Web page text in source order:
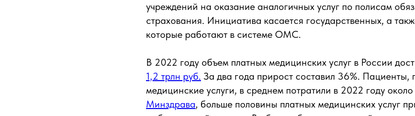
учреждений на оказание аналогичных услуг по полисам
страхования. Инициатива касается государственных, а
которые работают в системе ОМС.
В 2022 году объем платных медицинских услуг в России
1,2 трлн руб. За два года прирост составил 36%. Пациенты,
медицинские услуги, в среднем потратили в 2022 году
Минздрава, больше половины платных медицинских услуг